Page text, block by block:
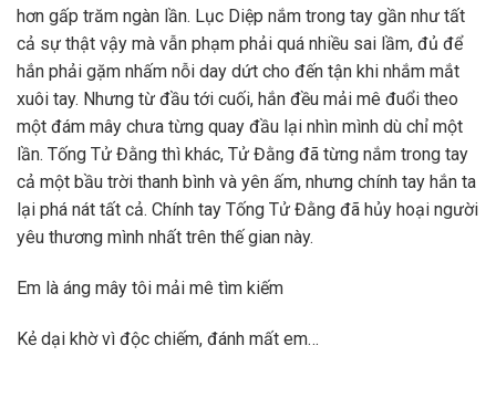
hơn gấp trăm ngàn lần. Lục Diệp nắm trong tay gần như tất
cả sự thật vậy mà vẫn phạm phải quá nhiều sai lầm, đủ để
hắn phải gặm nhấm nỗi day dứt cho đến tận khi nhắm mắt
xuôi tay. Nhưng từ đầu tới cuối, hắn đều mải mê đuổi theo
một đám mây chưa từng quay đầu lại nhìn mình dù chỉ một
lần. Tống Tử Đằng thì khác, Tử Đằng đã từng nắm trong tay
cả một bầu trời thanh bình và yên ấm, nhưng chính tay hắn ta
lại phá nát tất cả. Chính tay Tống Tử Đằng đã hủy hoại người
yêu thương mình nhất trên thế gian này.
Em là áng mây tôi mải mê tìm kiếm
Kẻ dại khờ vì độc chiếm, đánh mất em…